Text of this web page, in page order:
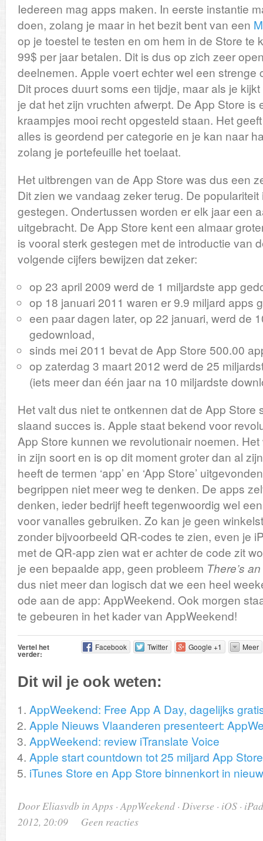
Iedereen mag apps maken. In eerste instantie
doen, zolang je maar in het bezit bent van een
op je toestel te testen en om hem in de Store te
99$ per jaar betalen. Dit is dus op zich zeer
deelnemen. Apple voert echter wel een strenge
Dit proces duurt soms een tijdje, maar als je
je dat het zijn vruchten afwerpt. De App Store is
kraampjes mooi recht opgesteld staan. Het
alles is geordend per categorie en je kan naar
zolang je portefeuille het toelaat.
Het uitbrengen van de App Store was dus een
Dit zien we vandaag zeker terug. De
gestegen. Ondertussen worden er elk jaar een
uitgebracht. De App Store kent een almaar
is vooral sterk gestegen met de introductie van
volgende cijfers bewijzen dat zeker:
op 23 april 2009 werd de 1 miljardste app
op 18 januari 2011 waren er 9.9 miljard apps
een paar dagen later, op 22 januari, werd de
gedownload,
sinds mei 2011 bevat de App Store 500.00
op zaterdag 3 maart 2012 werd de 25
(iets meer dan één jaar na 10 miljardste
Het valt dus niet te ontkennen dat de App Store
slaand succes is. Apple staat bekend voor
App Store kunnen we revolutionair noemen.
in zijn soort en is op dit moment groter dan al
heeft de termen ‘app’ en ‘App Store’
begrippen niet meer weg te denken. De apps
denken, ieder bedrijf heeft tegenwoordig wel
voor vanalles gebruiken. Zo kan je geen
zonder bijvoorbeeld QR-codes te zien, even je
met de QR-app zien wat er achter de code zit
je een bepaalde app, geen probleem There’s
dus niet meer dan logisch dat we een heel
ode aan de app: AppWeekend. Ook morgen
te gebeuren in het kader van AppWeekend!
Vertel het
verder:
Facebook Twitter Google +1 Meer
Dit wil je ook weten:
AppWeekend: Free App A Day, dagelijks
Apple Nieuws Vlaanderen presenteert:
AppWeekend: review iTranslate Voice
Apple start countdown tot 25 miljard App
iTunes Store en App Store binnenkort in
Door Eliasvdb inApps ·AppWeekend · Diverse · iOS · iPad
2012, 20:09 Geen reacties